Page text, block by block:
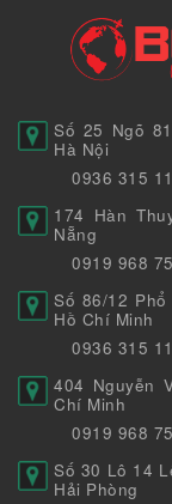
Số 25 Ngõ
Hà Nội
0936 315
174 Hàn
Nẵng
0919 968
Số 86/12
Hồ Chí Minh
0936 315
404 Nguyễn
Chí Minh
0919 968
Số 30 Lô 14
Hải Phòng